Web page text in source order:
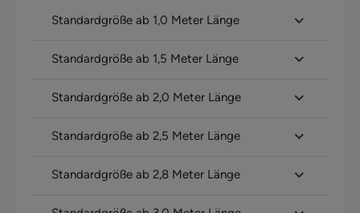
Standardgröße ab 1,0 Meter Länge
Standardgröße ab 1,5 Meter Länge
Standardgröße ab 2,0 Meter Länge
Standardgröße ab 2,5 Meter Länge
Standardgröße ab 2,8 Meter Länge